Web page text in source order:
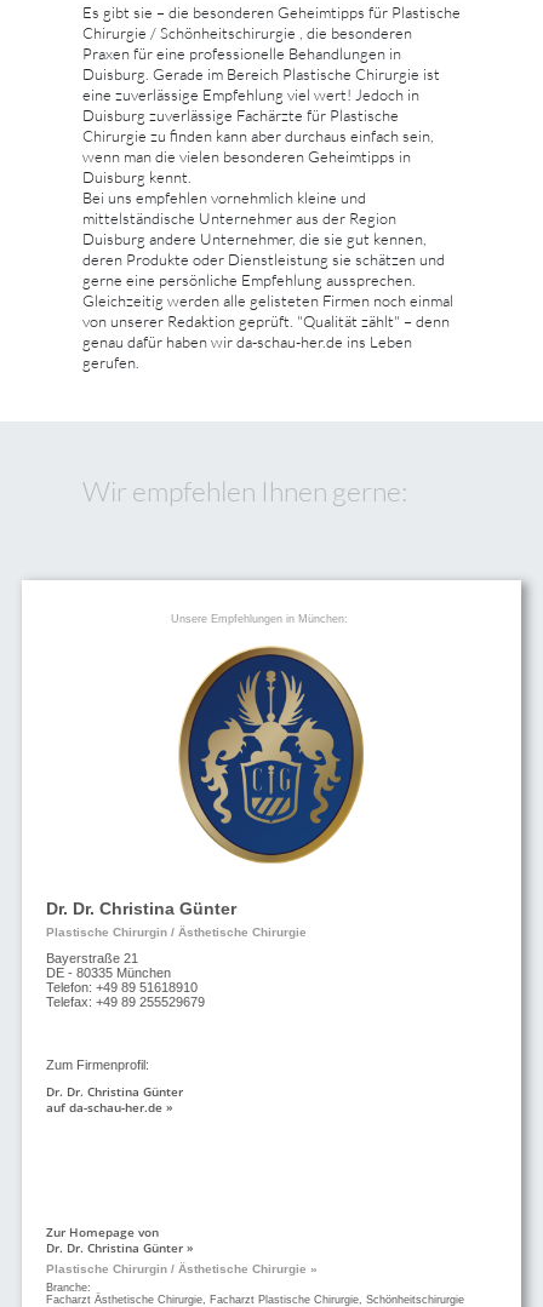
Es gibt sie – die besonderen Geheimtipps für Plastische
Chirurgie / Schönheitschirurgie , die besonderen
Praxen für eine professionelle Behandlungen in
Duisburg. Gerade im Bereich Plastische Chirurgie ist
eine zuverlässige Empfehlung viel wert! Jedoch in
Duisburg zuverlässige Fachärzte für Plastische
Chirurgie zu finden kann aber durchaus einfach sein,
wenn man die vielen besonderen Geheimtipps in
Duisburg kennt.
Bei uns empfehlen vornehmlich kleine und
mittelständische Unternehmer aus der Region
Duisburg andere Unternehmer, die sie gut kennen,
deren Produkte oder Dienstleistung sie schätzen und
gerne eine persönliche Empfehlung aussprechen.
Gleichzeitig werden alle gelisteten Firmen noch einmal
von unserer Redaktion geprüft. "Qualität zählt" – denn
genau dafür haben wir da-schau-her.de ins Leben
gerufen.
Wir empfehlen Ihnen gerne:
Unsere Empfehlungen in München:
Dr. Dr. Christina Günter
Plastische Chirurgin / Ästhetische Chirurgie
Bayerstraße 21
DE - 80335 München
Telefon: +49 89 51618910
Telefax: +49 89 255529679
Zum Firmenprofil:
Dr. Dr. Christina Günter
auf da-schau-her.de »
Zur Homepage von
Dr. Dr. Christina Günter »
Plastische Chirurgin / Ästhetische Chirurgie »
Branche:
Facharzt Ästhetische Chirurgie, Facharzt Plastische Chirurgie, Schönheitschirurgie